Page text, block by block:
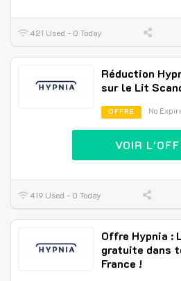
421 Used - 0 Today
Réduction
sur le Lit
OFFRE No
VOIR
419 Used - 0 Today
Offre Hypnia :
gratuite dans
France !